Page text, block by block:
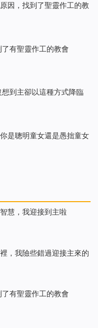
因，找到了聖靈作工的教
到主卻以這種方式降臨
是聰明童女還是愚拙童女
慧，我迎接到主啦
，我險些錯過迎接主來的